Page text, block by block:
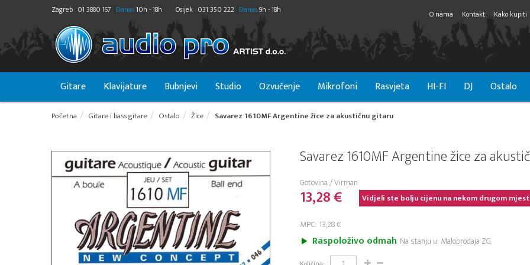
Zagreb 01 3880 167 Danas10h - 18h Osijek 031 350 222 Danas9h - 18h O nama Kontakt Kako kupiti
Gitare Klavijature Bubnjevi Studio Ozvučenje Mikrofoni Rasvjeta HI-FI DJ Ostalo
Početna Gitare i bass gitare Ostalo Žice Savarez 1610MF Argentine žice za akustičnu gitaru
Savarez 1610MF Argentine žice za
Gotovina / Virman
13,28 € Vidjeli ste bolju cijenu na nekom drugom
MPC: 13,28 €
Raspoloživo odmah Na stanju u: Maloprodaja ZG